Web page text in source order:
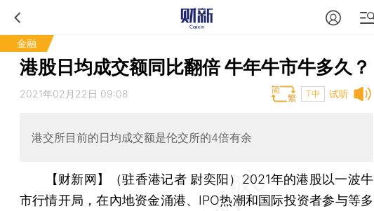
金融
港股日均成交额同比翻倍 牛年牛市牛多久？
试听
2021年02月22日 09:08 T中
港交所目前的日均成交额是伦交所的4倍有余
【财新网】（驻香港记者 尉奕阳） 2021年的港股以一波牛
市行情开局，在內地资金涌港、IPO热潮和国际投资者参与等多